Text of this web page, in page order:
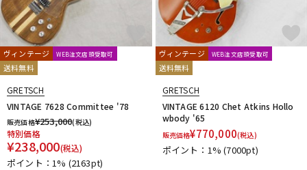
中古 ヴィンテージ
ヴィンテージ WEB注文店頭受取可
送料無料
GRETSCH
VINTAGE 7628 Committee '78
販売価格¥253,000(税込)
特別価格
¥238,000(税込)
ポイント：1% (2163pt)
ヴィンテージ WEB注文店頭受取可
送料無料
GRETSCH
VINTAGE 6120 Chet Atkins Hollo
wbody '65
販売価格¥770,000(税込)
ポイント：1%(7000pt)